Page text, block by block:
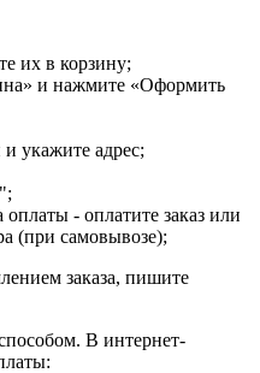
их в корзину;
и нажмите «Оформить
укажите адрес;
- оплатите заказ или
(при самовывозе);
заказа, пишите
В интернет-